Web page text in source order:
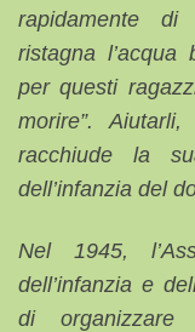
rapidamente
ristagna
per questi
morire”.
racchiude la
dell’infanzia del
Nel 1945,
dell’infanzia e
di